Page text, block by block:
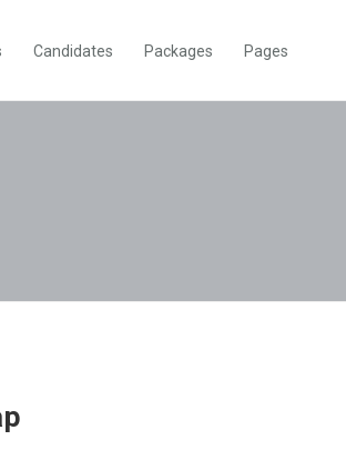
Candidates Packages Pages